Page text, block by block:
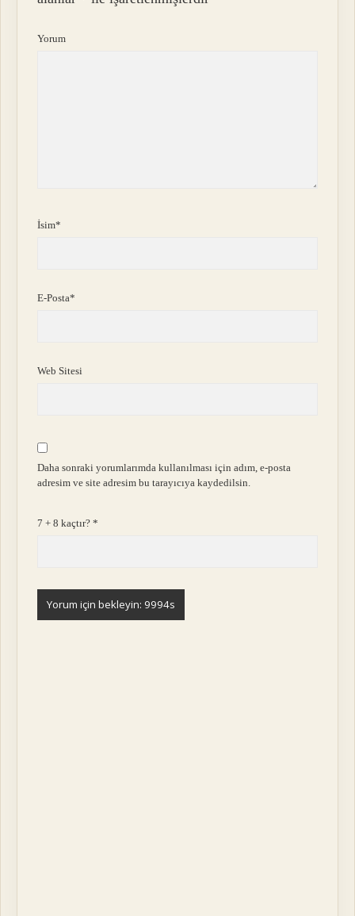
Yorum
İsim*
E-Posta*
Web Sitesi
Daha sonraki yorumlarımda kullanılması için adım, e-posta
adresim ve site adresim bu tarayıcıya kaydedilsin.
7 + 8 kaçtır?*